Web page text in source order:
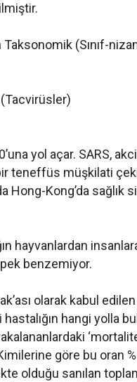
(Sınıf-
yol açar. SARS,
teneffüs müşkilati
Hong-Kong’da
hayvanlardan
benzemiyor.
olarak kabul
hangi yolla
göre bu oran
olduğu sanılan